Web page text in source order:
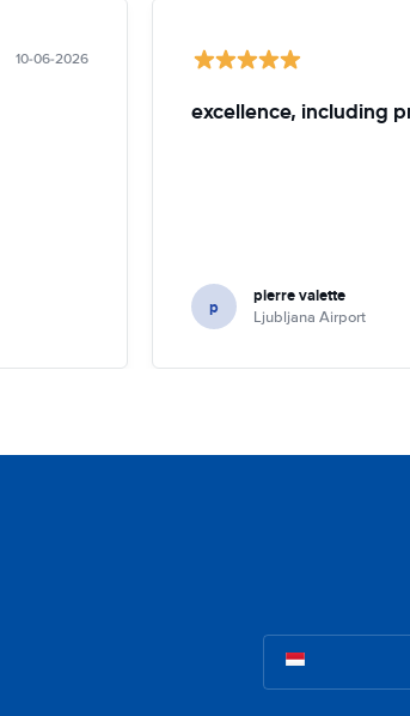
10-06-2026
excellence, including
p pierre valette
Ljubljana Airport